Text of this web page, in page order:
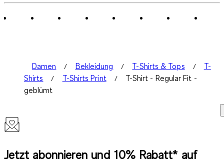
Damen Bekleidung T-Shirts & Tops
T-
Shirts
T-Shirts Print
T-Shirt - Regular Fit -
geblümt
Jetzt abonnieren und 10% Rabatt* auf